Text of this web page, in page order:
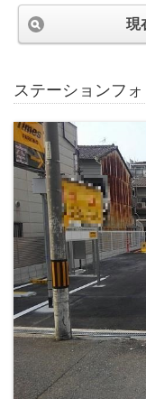
現
ステーションフ